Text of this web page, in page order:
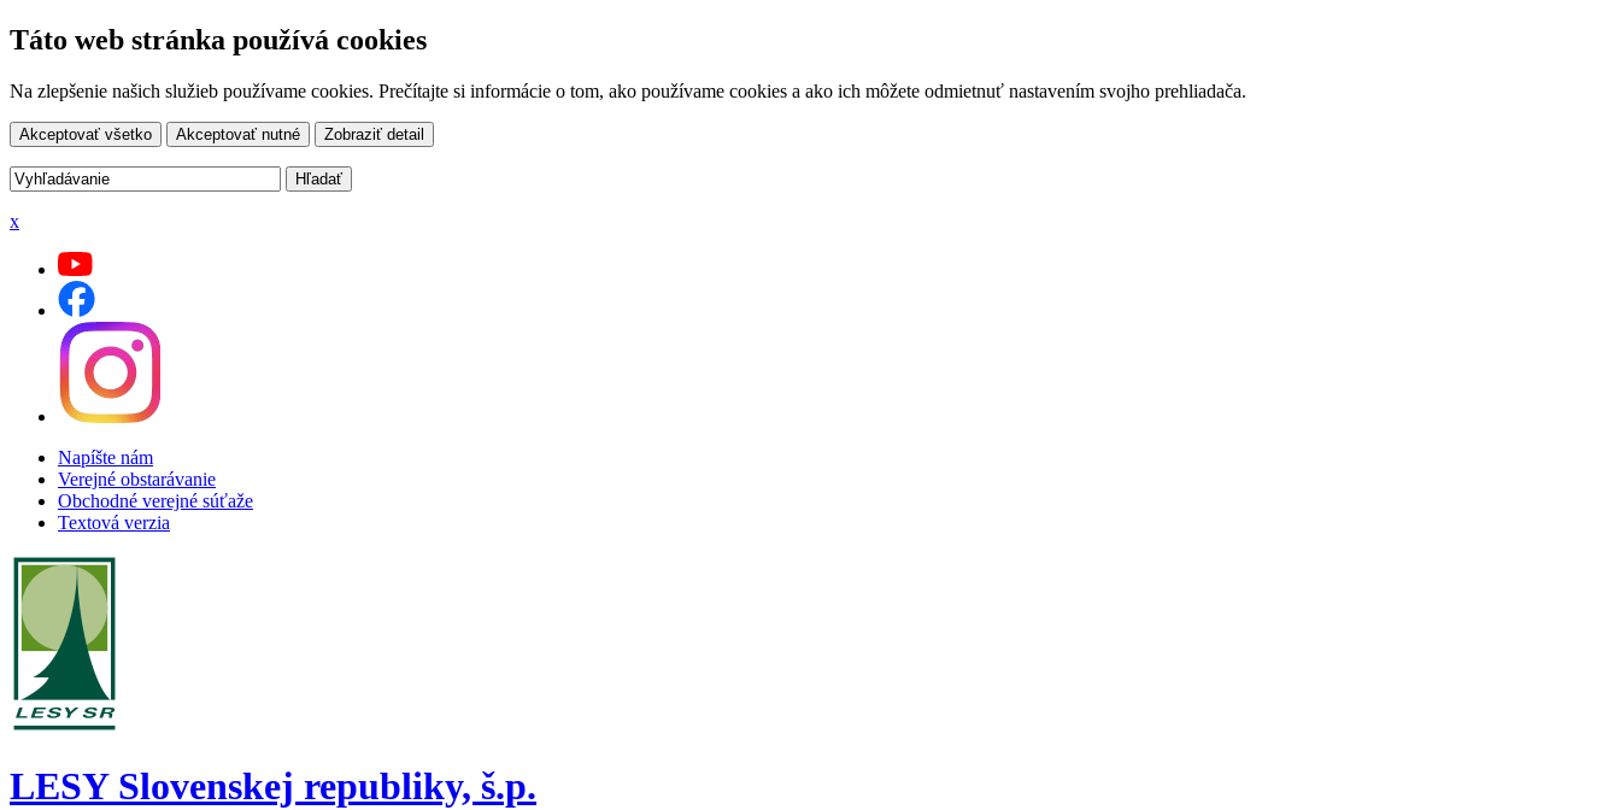
Táto web stránka používá cookies
Na zlepšenie našich služieb používame cookies. Prečítajte si informácie o tom, ako používame cookies a ako ich môžete odmietnuť nastavením svojho prehliadača.
Akceptovať všetko Akceptovať nutné Zobraziť detail
x
Napíšte nám
Verejné obstarávanie
Obchodné verejné súťaže
Textová verzia
LESY Slovenskej republiky, š.p.